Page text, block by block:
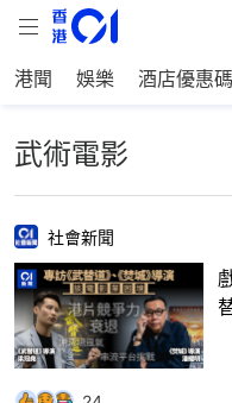
港聞 娛樂 酒店優惠碼
武術電影
社會新聞